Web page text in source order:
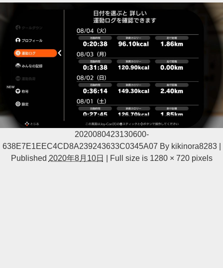
2020080423130600-
638E7E1EEC4CD8A239243633C0345A07 By kikinora8283
Published 2020年8月10日 Full size is 1280 × 720pixels